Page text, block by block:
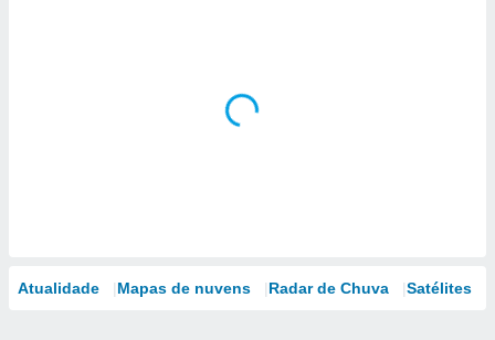
Atualidade Mapas de nuvens Radar de Chuva Satélites